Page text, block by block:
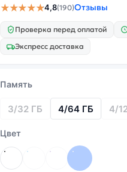
★★★★★4,8(190)Отзывы
Проверка перед оплатой
Экспресс доставка
Память
3/32 ГБ 4/64 ГБ 4/
Цвет